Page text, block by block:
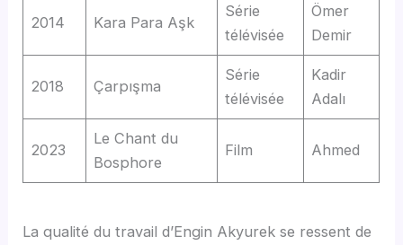
2014 Kara Para Aşk
Série
télévisée
Ömer
Demir
2018 Çarpışma
Série
télévisée
Kadir
Adalı
2023
Le Chant du
Bosphore
Film Ahmed
La qualité du travail d’Engin Akyurek se ressent de